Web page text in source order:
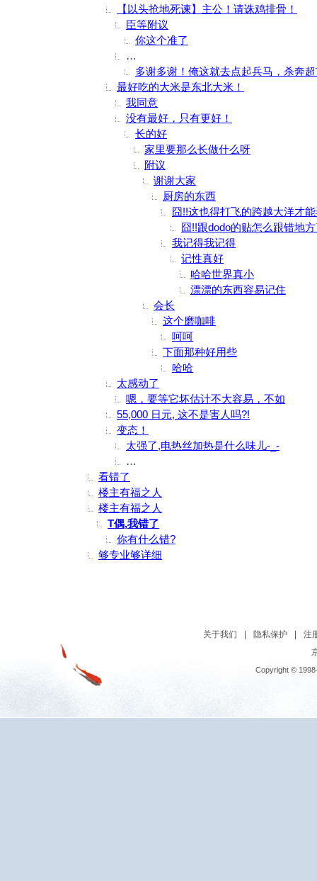
【以头抢地死谏】主公！请诛鸡排骨！
臣等附议
你这个准了
猪大将军少安毋躁，某另有一计可解猪
多谢多谢！俺这就去点起兵马，杀奔
最好吃的大米是东北大米！
我同意
没有最好，只有更好！
长的好
家里要那么长做什么呀
附议
谢谢大家
厨房的东西
囧!!这也得打飞的跨越大洋才
囧!!跟dodo的贴怎么跟错地
我记得我记得
记性真好
哈哈世界真小
漂漂的东西容易记住
会长
这个磨咖啡
呵呵
下面那种好用些
哈哈
太感动了
嗯，要等它坏估计不大容易，不如
55,000 日元, 这不是害人吗?!
变态！
太强了,电热丝加热是什么味儿-_-
大木桶如果是放在大铁锅里蒸的那种，
看错了
楼主有福之人
楼主有福之人
T偶,我错了
你有什么错?
够专业够详细
关于我们 隐私保护
注
Copyright ©